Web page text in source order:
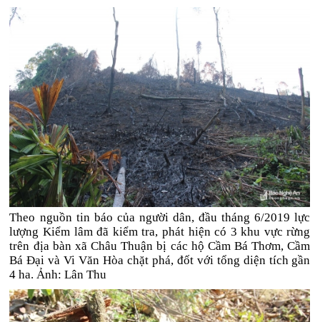
Theo nguồn tin báo của người dân, đầu tháng 6/2019 lực
lượng Kiểm lâm đã kiểm tra, phát hiện có 3 khu vực rừng
trên địa bàn xã Châu Thuận bị các hộ Cầm Bá Thơm, Cầm
Bá Đại và Vi Văn Hòa chặt phá, đốt với tổng diện tích gần
4 ha. Ảnh: Lân Thu